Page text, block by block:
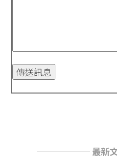
────── 最新